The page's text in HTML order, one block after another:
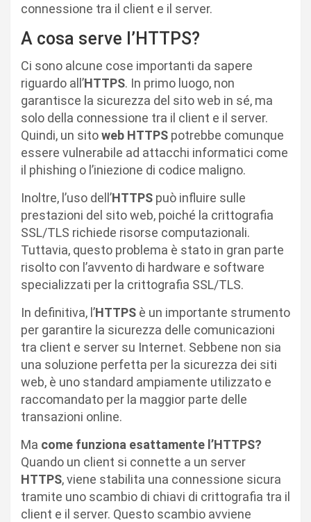
connessione tra il client e il server.
A cosa serve l’HTTPS?
Ci sono alcune cose importanti da sapere
riguardo all’HTTPS. In primo luogo, non
garantisce la sicurezza del sito web in sé, ma
solo della connessione tra il client e il server.
Quindi, un sitoweb HTTPS potrebbe comunque
essere vulnerabile ad attacchi informatici come
il phishing o l’iniezione di codice maligno.
Inoltre, l’uso dell’HTTPS può influire sulle
prestazioni del sito web, poiché la crittografia
SSL/TLS richiede risorse computazionali.
Tuttavia, questo problema è stato in gran parte
risolto con l’avvento di hardware e software
specializzati per la crittografia SSL/TLS.
In definitiva, l’HTTPS è un importante strumento
per garantire la sicurezza delle comunicazioni
tra client e server su Internet. Sebbene non sia
una soluzione perfetta per la sicurezza dei siti
web, è uno standard ampiamente utilizzato e
raccomandato per la maggior parte delle
transazioni online.
Ma come funziona esattamente l’HTTPS?
Quando un client si connette a un server
HTTPS, viene stabilita una connessione sicura
tramite uno scambio di chiavi di crittografia tra il
client e il server. Questo scambio avviene